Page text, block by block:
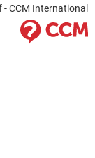
- CCM International